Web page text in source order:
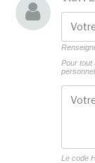
Pour tout
Le code